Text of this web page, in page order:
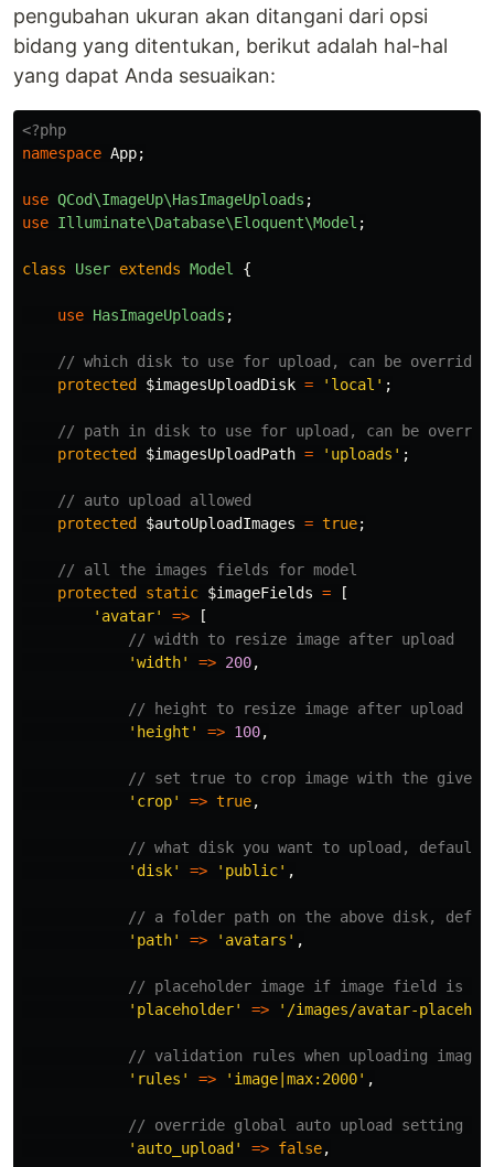
pengubahan ukuran akan ditangani dari opsi
bidang yang ditentukan, berikut adalah hal-hal
yang dapat Anda sesuaikan:
<?php
namespace App;
use QCod\ImageUp\HasImageUploads ;
use Illuminate\Database\Eloquent\Model ;
class User extends Model {
use HasImageUploads ;
// which disk to use for upload, can be override
protected
$imagesUploadDisk = 'local' ;
// path in disk to use for upload, can be
protected
$imagesUploadPath = 'uploads' ;
// auto upload allowed
protected
$autoUploadImages = true;
// all the images fields for model
protected
static $imageFields =
[
'avatar'
=>
[
// width to resize image after upload
'width'
=> 200,
// height to resize image after upload
'height'
=> 100,
// set true to crop image with the given
'crop'
=> true,
// what disk you want to upload, default
'disk'
=> 'public' ,
// a folder path on the above disk,
'path'
=> 'avatars' ,
// placeholder image if image field is
'placeholder'
=> '/images/avatar-
// validation rules when uploading image
'rules'
=> 'image|max:2000' ,
// override global auto upload setting
'auto_upload'
=> false,